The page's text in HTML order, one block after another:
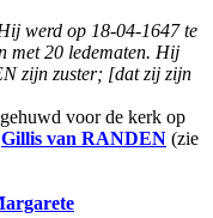
werd op 18-04-1647 te
met 20 ledematen. Hij
zijn zuster; [dat zij zijn
voor de kerk op
Gillis van RANDEN (zie